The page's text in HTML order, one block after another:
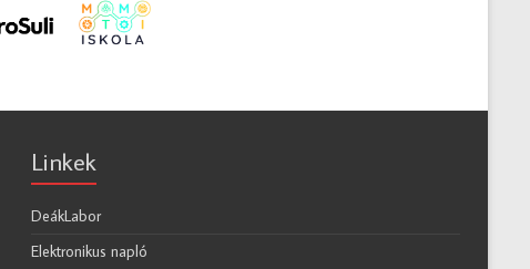
Linkek
DeákLabor
Elektronikus napló